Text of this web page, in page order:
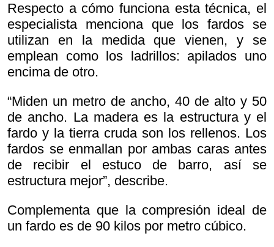
Respecto a cómo funciona esta técnica, el
especialista menciona que los fardos se
utilizan en la medida que vienen, y se
emplean como los ladrillos: apilados uno
encima de otro.
“Miden un metro de ancho, 40 de alto y 50
de ancho. La madera es la estructura y el
fardo y la tierra cruda son los rellenos. Los
fardos se enmallan por ambas caras antes
de recibir el estuco de barro, así se
estructura mejor”, describe.
Complementa que la compresión ideal de
un fardo es de 90 kilos por metro cúbico.